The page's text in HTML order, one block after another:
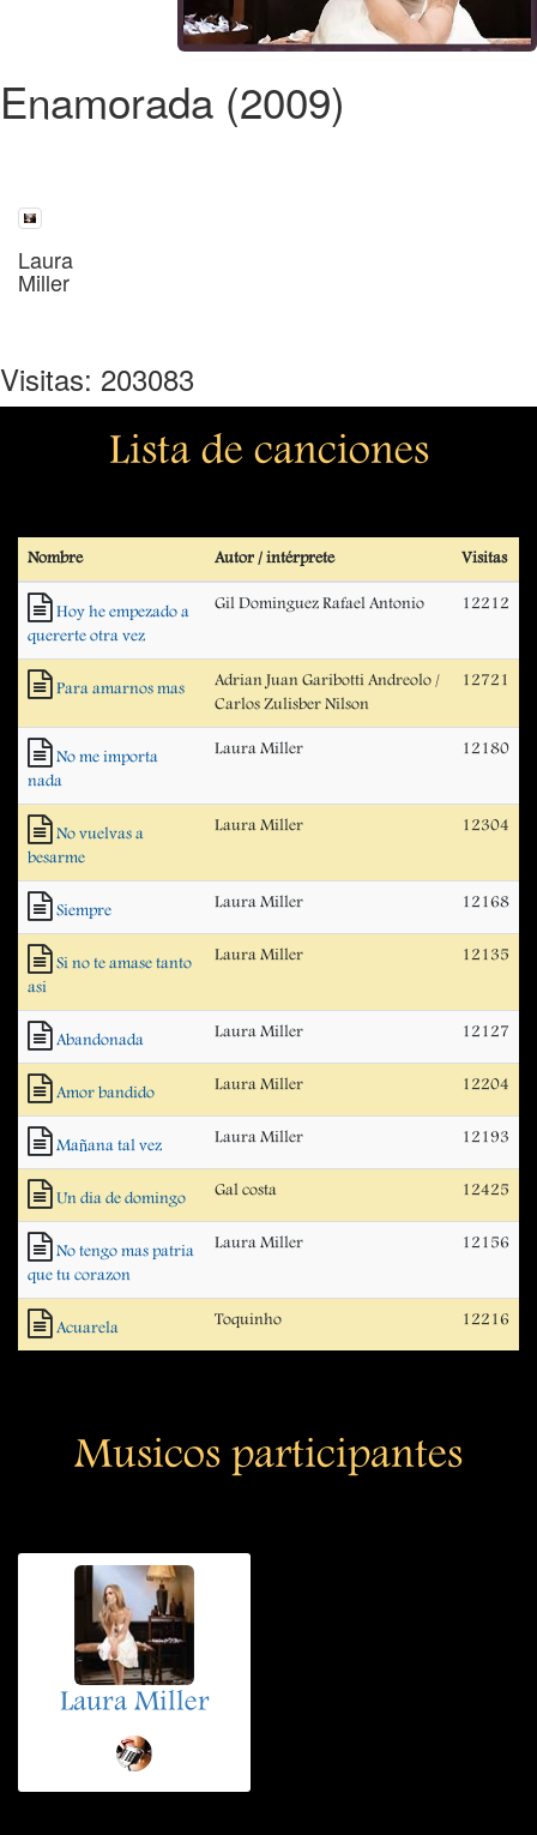
Enamorada (2009)
Laura
Miller
Visitas: 203083
Lista de canciones
Nombre Autor / intérprete Visitas
Hoy he empezado a
quererte otra vez
Gil Dominguez Rafael Antonio 12212
Para amarnos mas
Adrian Juan Garibotti Andreolo /
Carlos Zulisber Nilson
12721
No me importa
nada
Laura Miller 12180
No vuelvas a
besarme
Laura Miller 12304
Siempre Laura Miller 12168
Si no te amase tanto
asi
Laura Miller 12135
Abandonada Laura Miller 12127
Amor bandido Laura Miller 12204
Mañana tal vez Laura Miller 12193
Un dia de domingo Gal costa 12425
No tengo mas patria
que tu corazon
Laura Miller 12156
Acuarela Toquinho 12216
Musicos participantes
Laura Miller